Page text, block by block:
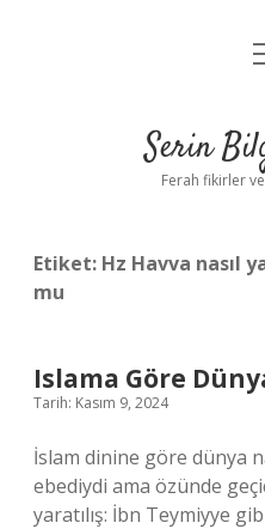
Serin
Ferah fikirler
Etiket: Hz Havva nasıl
mu
Islama Göre
Tarih: Kasım 9, 2024
İslam dinine göre dünya
ebediydi ama özünde
yaratılış: İbn Teymiyye